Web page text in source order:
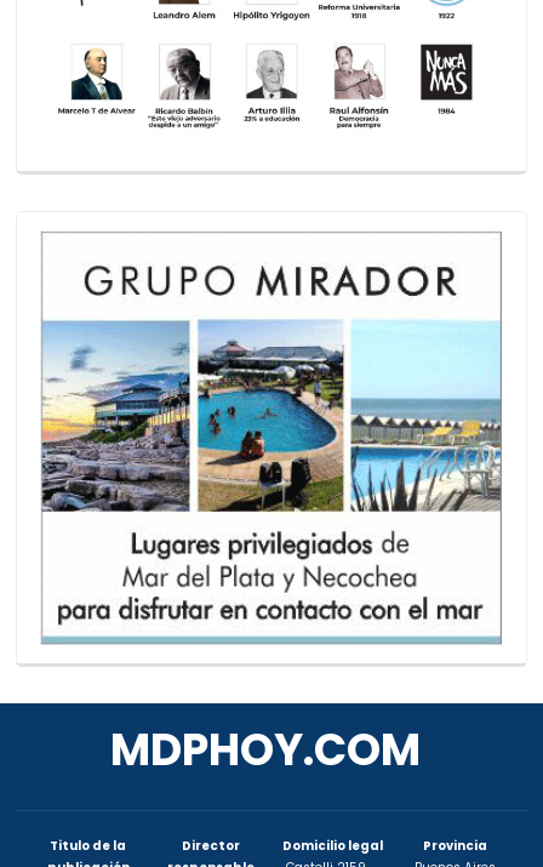
MDPHOY.COM
Titulo de la
Director
Domicilio legal
Provincia